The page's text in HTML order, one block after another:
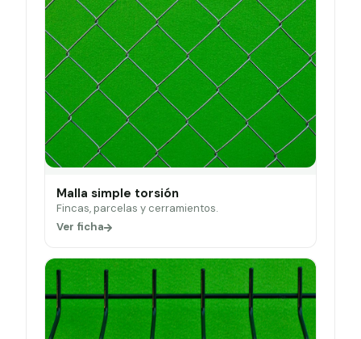
Malla simple torsión
Fincas, parcelas y cerramientos.
Ver ficha